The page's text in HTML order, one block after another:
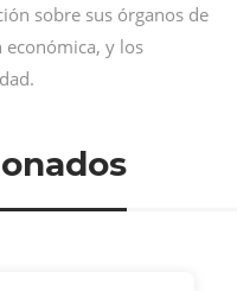
sobre sus órganos de
y los